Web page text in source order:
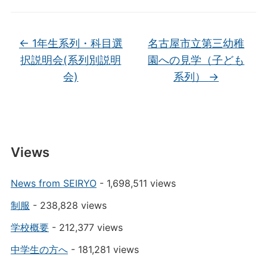
← 1年生系列・科目選
択説明会(系列別説明
会)
名古屋市立第三幼稚
園への見学（子ども
系列） →
Views
News from SEIRYO- 1,698,511 views
制服 - 238,828 views
学校概要- 212,377 views
中学生の方へ- 181,281 views